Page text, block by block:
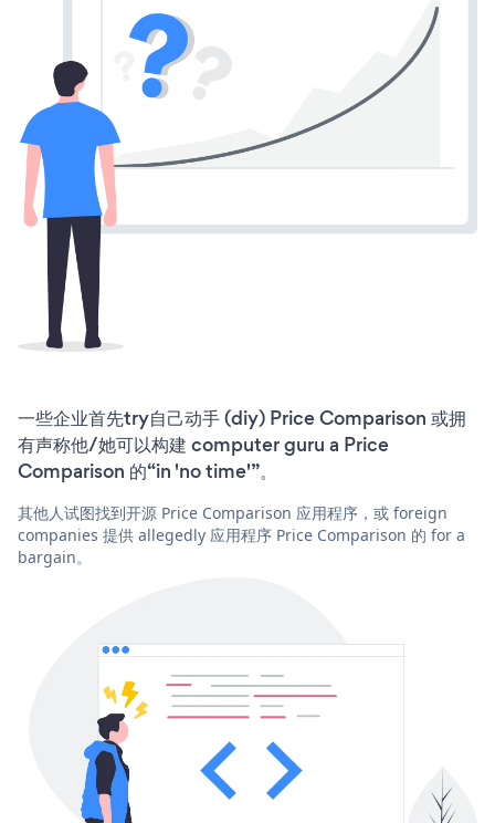
一些企业首先try自己动手 (diy) Price Comparison 或拥
有声称他/她可以构建 computer guru a Price
Comparison 的“in 'no time'”。
其他人试图找到开源 Price Comparison 应用程序，或 foreign
companies 提供 allegedly 应用程序 Price Comparison 的 for a
bargain。